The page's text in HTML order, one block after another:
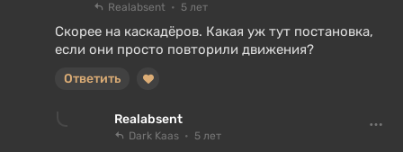
Realabsent 5 лет
Скорее на каскадёров. Какая уж тут постановка,
если они просто повторили движения?
Ответить
Realabsent
Dark Kaas 5 лет